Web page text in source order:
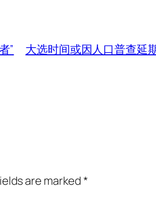
” 大选时间或因人口普查延
are marked*